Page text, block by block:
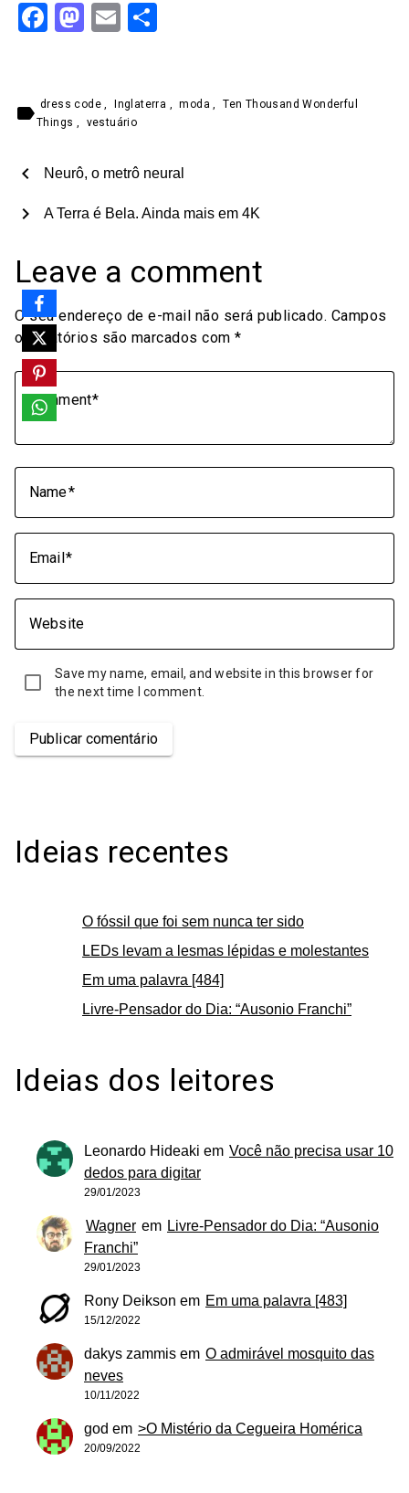
Facebook
Mastodon
Email
label dress code, Inglaterra , moda,
Ten Thousand Wonderful
Things , vestuário
chevron_left Neurô, o metrô neural
A Terra é Bela. Ainda mais em 4K
chevron_right
Leave a comment
O seu endereço de e-mail não será publicado. Campos
obrigatórios são marcados com *
Comment
Name
Email
Website
Save my name, email, and website in this browser for
the next time I comment.
Publicar comentário
Ideias recentes
O fóssil que foi sem nunca ter sido
LEDs levam a lesmas lépidas e molestantes
Em uma palavra [484]
Livre-Pensador do Dia: “Ausonio Franchi”
Ideias dos leitores
Leonardo Hideaki em Você não precisa usar 10
dedos para digitar
29/01/2023
Wagner em Livre-Pensador do Dia: “Ausonio
Franchi”
29/01/2023
Rony Deikson em Em uma palavra [483]
15/12/2022
dakys zammis em O admirável mosquito das
neves
10/11/2022
god em >O Mistério da Cegueira Homérica
20/09/2022